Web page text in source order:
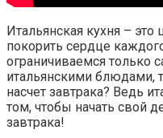
Итальянская кухня – это
покорить сердце
ограничиваемся
итальянскими блюдами,
насчет завтрака? Ведь
том, чтобы начать свой
завтрака!